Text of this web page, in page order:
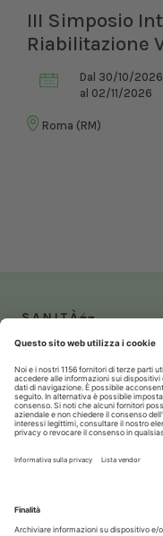
III Simposio
Riabilitazione
Dal 30/10/2026
al 02/11/2026
Roma (RM)